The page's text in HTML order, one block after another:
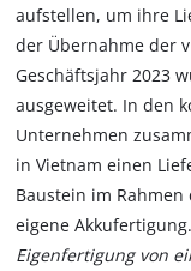
aufstellen, um ihre
der Übernahme der
Geschäftsjahr 2023
ausgeweitet. In den
Unternehmen
in Vietnam einen
Baustein im
eigene
Eigenfertigung von